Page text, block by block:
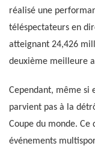
réalisé une
téléspectateurs en
atteignant 24,426
deuxième meilleure
Cependant, même si
parvient pas à la
Coupe du monde.
événements